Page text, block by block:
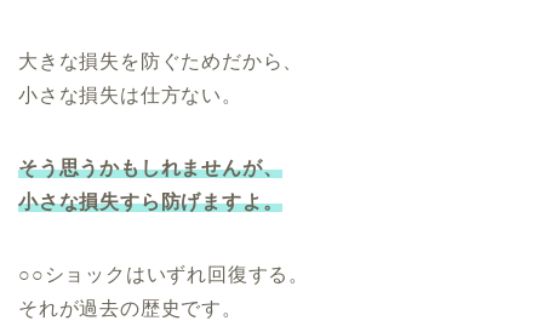
大きな損失を防ぐためだから、
小さな損失は仕方ない。
そう思うかもしれませんが、
小さな損失すら防げますよ。
○○ショックはいずれ回復する。
それが過去の歴史です。